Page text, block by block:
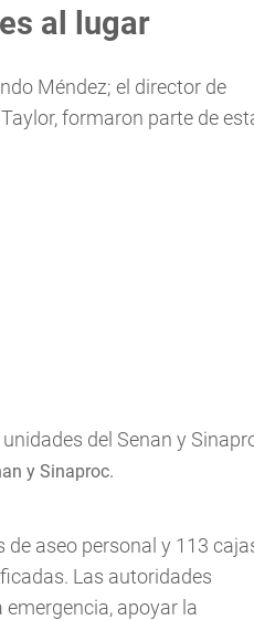
al lugar
Méndez; el director de
formaron parte de
y Sinaproc.
aseo personal y 113
Las autoridades
apoyar la